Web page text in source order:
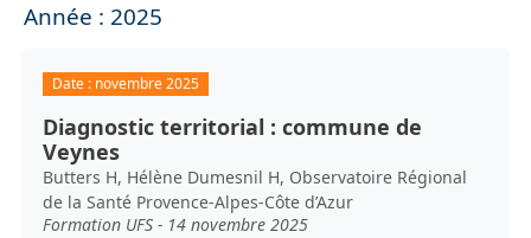
Année : 2025
Date : novembre 2025
Diagnostic territorial : commune de
Veynes
Butters H, Hélène Dumesnil H, Observatoire Régional
de la Santé Provence-Alpes-Côte d’Azur
Formation UFS - 14 novembre 2025